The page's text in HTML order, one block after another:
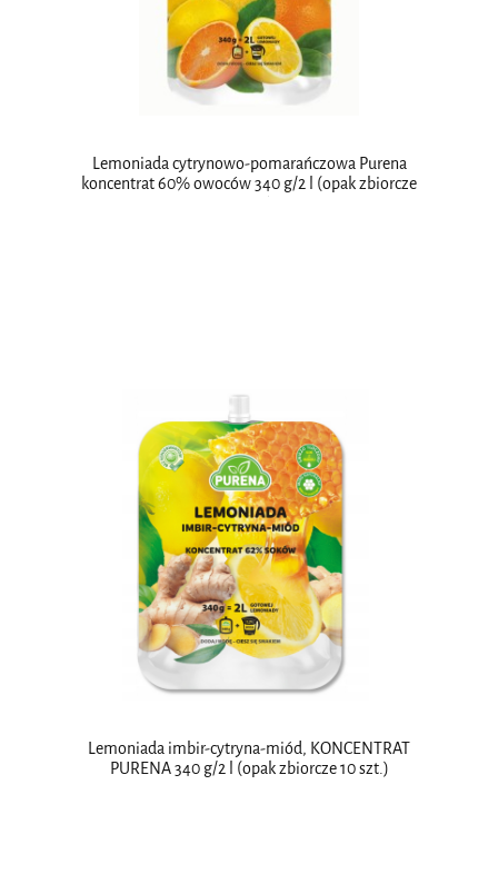
Lemoniada cytrynowo-pomarańczowa Purena
koncentrat 60% owoców 340 g/2 l (opak zbiorcze
Lemoniada imbir-cytryna-miód, KONCENTRAT
PURENA 340 g/2 l (opak zbiorcze 10 szt.)